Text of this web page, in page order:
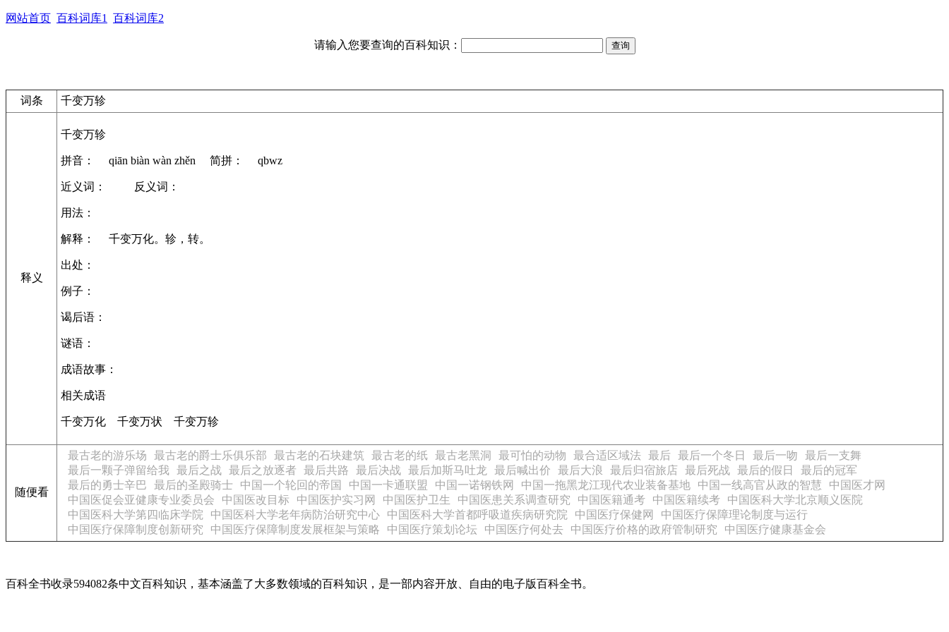
网站首页 百科词库1 百科词库2
请输入您要查询的百科知识：
词条 千变万轸
释义
千变万轸
拼音： qiān biàn wàn zhěn 简拼： qbwz
近义词： 反义词：
用法：
解释： 千变万化。轸，转。
出处：
例子：
谒后语：
谜语：
成语故事：
相关成语
千变万化 千变万状 千变万轸
随便看
最古老的游乐场 最古老的爵士乐俱乐部 最古老的石块建筑 最古老的纸 最古老黑洞 最可怕的动物 最合适区域法 最后 最后一个冬日 最后一吻
最后一支舞
最后一颗子弹留给我
最后之战 最后之放逐者 最后共路 最后决战 最后加斯马吐龙 最后喊出价 最后大浪 最后归宿旅店 最后死战 最后的假日
最后的冠军
最后的勇士辛巴
最后的圣殿骑士 中国一个轮回的帝国 中国一卡通联盟 中国一诺钢铁网 中国一拖黑龙江现代农业装备基地 中国一线高官从政的智慧
中国医才网
中国医促会亚健康专业委员会
中国医改目标 中国医护实习网 中国医护卫生 中国医患关系调查研究 中国医籍通考 中国医籍续考
中国医科大学北京顺义医院
中国医科大学第四临床学院
中国医科大学老年病防治研究中心 中国医科大学首都呼吸道疾病研究院 中国医疗保健网
中国医疗保障理论制度与运行
中国医疗保障制度创新研究
中国医疗保障制度发展框架与策略 中国医疗策划论坛 中国医疗何处去 中国医疗价格的政府管制研究 中国医疗健康基金会
百科全书收录594082条中文百科知识，基本涵盖了大多数领域的百科知识，是一部内容开放、自由的电子版百科全书。